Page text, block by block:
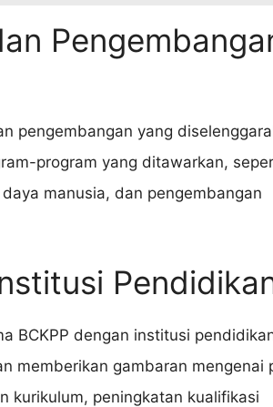
pengembangan yang
program yang ditawarkan,
manusia, dan pengembangan
BCKPP dengan institusi
memberikan gambaran mengenai
kurikulum, peningkatan kualifikasi